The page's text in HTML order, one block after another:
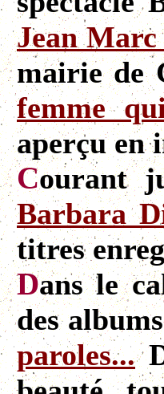
Jean
mairie de
femme
aperçu en
Courant
Barbara
titres
Dans le
des
paroles...